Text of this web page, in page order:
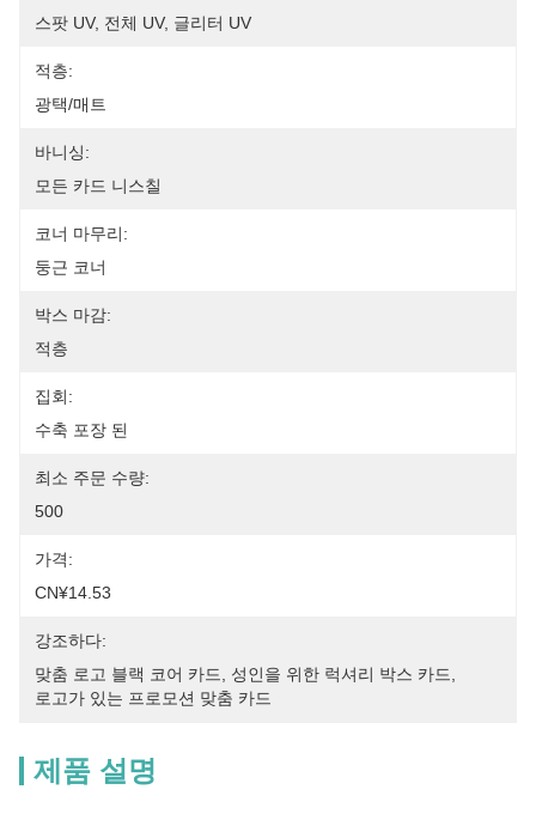
스팟 UV, 전체 UV, 글리터 UV
적층:
광택/매트
바니싱:
모든 카드 니스칠
코너 마무리:
둥근 코너
박스 마감:
적층
집회:
수축 포장 된
최소 주문 수량:
500
가격:
CN¥14.53
강조하다:
맞춤 로고 블랙 코어 카드
성인을 위한 럭셔리 박스 카드
로고가 있는 프로모션 맞춤 카드
제품 설명